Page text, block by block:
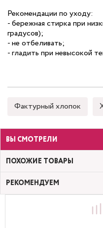
Рекомендации по уходу:
- бережная стирка при
градусов);
- не отбеливать;
- гладить при невысокой
Фактурный хлопок
ВЫ СМОТРЕЛИ
ПОХОЖИЕ ТОВАРЫ
РЕКОМЕНДУЕМ